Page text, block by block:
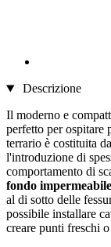
Descrizione
Il moderno e
perfetto per ospitare
terrario è costituita
l'introduzione di
comportamento di
fondo impermeabile
al di sotto delle
possibile installare
creare punti freschi